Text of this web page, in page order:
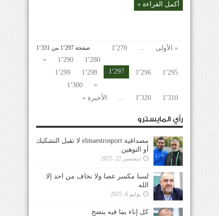
أكمل القراءة »
صفحة 1٬297 من 1٬331 « الأولى ...
1٬270
1٬280
1٬290
«
1٬295
1٬296 1٬297 1٬298
1٬299
»
1٬300
1٬310
1٬320 ... الأخيرة »
رأي المايسترو
مصداقية elmaestrosport لا تقبل التشكيك
أو التوهين
ديسمبر 22, 2025
لسنا مكسر عصا ولا نخاف من احد إلا
الله
يوليو 6, 2025
كل إناء بما فيه ينضح